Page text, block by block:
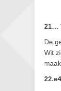
21…
De
Wit